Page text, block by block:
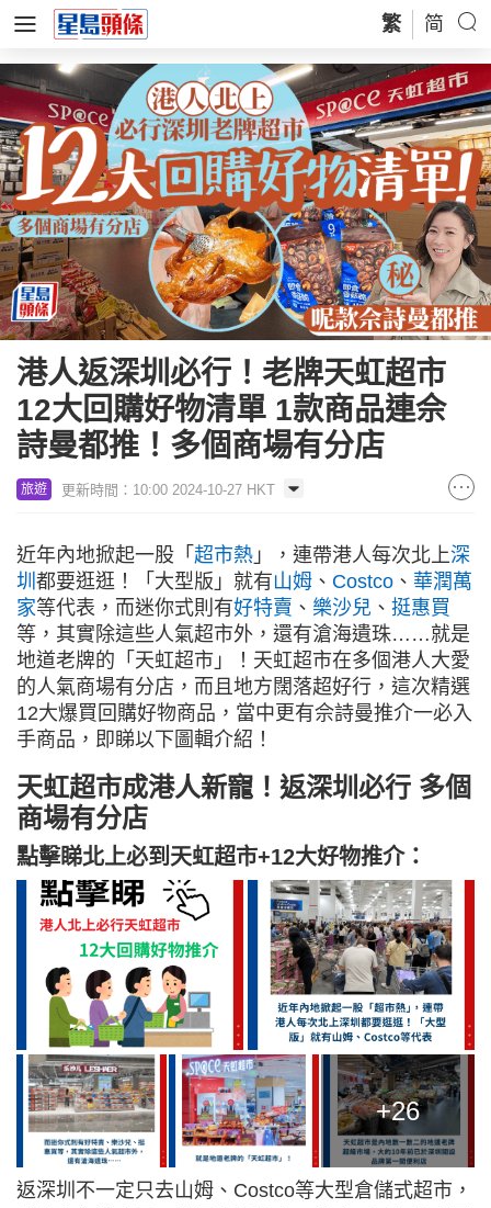
繁 简
港人返深圳必行！老牌天虹超市
12大回購好物清單 1款商品連佘
詩曼都推！多個商場有分店
旅遊 更新時間：10:00 2024-10-27 HKT
近年內地掀起一股「 超市熱 」，連帶港人每次北上深
圳 都要逛逛！「大型版」就有山姆 、 Costco 、 華潤萬
家等代表，而迷你式則有好特賣 、 樂沙兒 、 挺惠買
等，其實除這些人氣超市外，還有滄海遺珠……就是
地道老牌的「天虹超市」！天虹超市在多個港人大愛
的人氣商場有分店，而且地方闊落超好行，這次精選
12大爆買回購好物商品，當中更有佘詩曼推介一必入
手商品，即睇以下圖輯介紹！
天虹超市成港人新寵！返深圳必行 多個
商場有分店
點擊睇北上必到天虹超市+12大好物推介：
+26
返深圳不一定只去山姆、Costco等大型倉儲式超市，